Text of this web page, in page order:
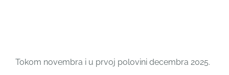
Tokom novembra i u prvoj polovini decembra 2025.